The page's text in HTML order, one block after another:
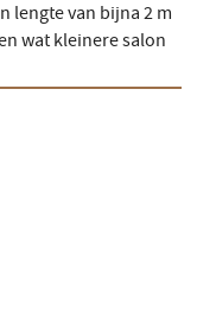
lengte van bijna 2 m
wat kleinere salon